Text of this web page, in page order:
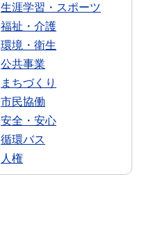
生涯学習・スポーツ
福祉・介護
環境・衛生
公共事業
まちづくり
市民協働
安全・安心
循環バス
人権